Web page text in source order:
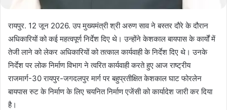
रायपुर. 12 जून 2026. उप मुख्यमंत्री श्री अरुण साव ने बस्तर दौरे के दौरान
अधिकारियों को कई महत्वपूर्ण निर्देश दिए थे। उन्होंने केशकाल बायपास के कार्यों में
तेजी लाने को लेकर अधिकारियों को तत्काल कार्यवाही के निर्देश दिए थे। उनके
निर्देश पर लोक निर्माण विभाग ने त्वरित कार्यवाही करते हुए आज राष्ट्रीय
राजमार्ग-30 रायपुर-जगदलपुर मार्ग पर बहुप्रतीक्षित केशकाल घाट फोरलेन
बायपास रुट के निर्माण के लिए चयनित निर्माण एजेंसी को कार्यादेश जारी कर दिया
है।